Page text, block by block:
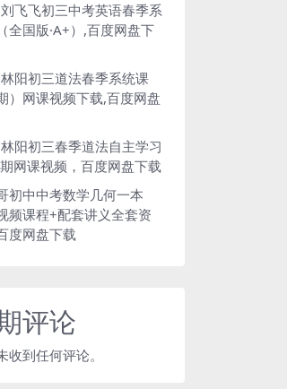
飞飞初三中考英语春季系
全国版·A+）,百度网盘下
阳初三道法春季系统课
）网课视频下载,百度网盘
阳初三春季道法自主学习
期网课视频，百度网盘下载
初中中考数学几何一本
频课程+配套讲义全套资
度网盘下载
评论
收到任何评论。